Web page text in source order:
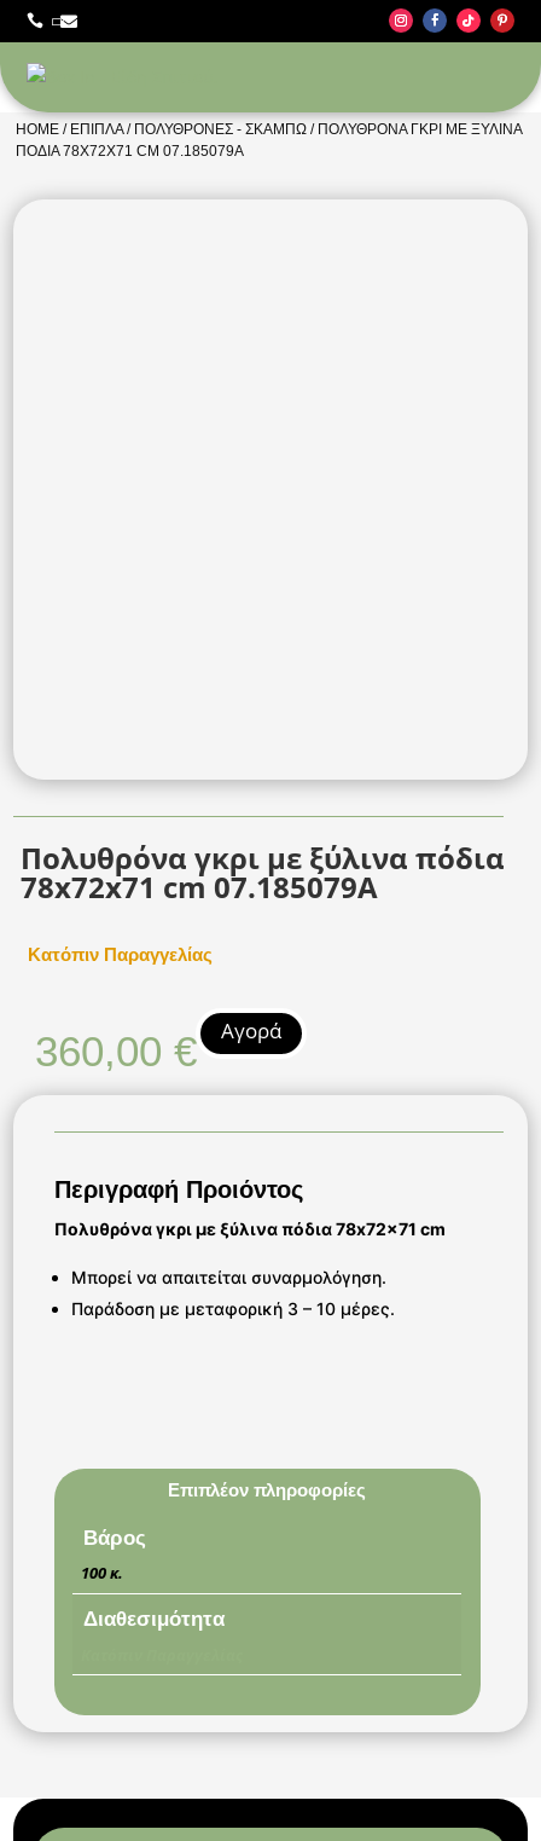
 
HOME / ΈΠΙΠΛΑ/ ΠΟΛΥΘΡΌΝΕΣ - ΣΚΑΜΠΏ / ΠΟΛΥΘΡΌΝΑ ΓΚΡΙ ΜΕ ΞΎΛΙΝΑ
ΠΌΔΙΑ 78X72X71 CM 07.185079A
Πολυθρόνα γκρι με ξύλινα πόδια
78x72x71 cm 07.185079A
Κατόπιν Παραγγελίας
360,00€ Αγορά
Περιγραφή Προιόντος
Πολυθρόνα γκρι με ξύλινα πόδια 78x72x71 cm
Μπορεί να απαιτείται συναρμολόγηση.
Παράδοση με μεταφορική 3 – 10 μέρες.
Επιπλέον πληροφορίες
Βάρος
100 κ.
Διαθεσιμότητα